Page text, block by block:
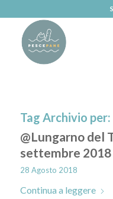
Tag Archivio per:
@Lungarno del
settembre 2018
28 Agosto 2018
Continua a leggere